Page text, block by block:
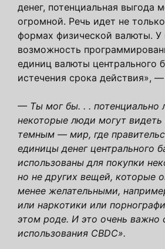
денег, потенциальная выгода
огромной. Речь идет не
формах физической валюты.
возможность
единиц валюты центрального
истечения срока действия», —
— Ты мог бы. . . потенциально
некоторые люди могут видеть
темным — мир, где
единицы денег центрального
использованы для покупки
но не других вещей, которые
менее желательными,
или наркотики или
этом роде. И это очень важно
использования CBDC».